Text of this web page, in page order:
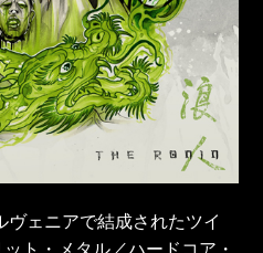
ェニアで結成されたツイ